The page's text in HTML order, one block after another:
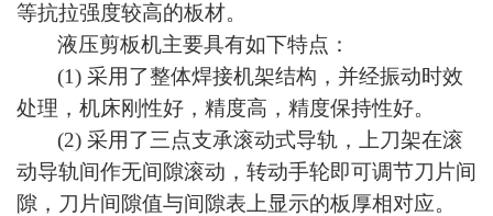
等抗拉强度较高的板材。
液压剪板机主要具有如下特点：
(1) 采用了整体焊接机架结构，并经振动时效
处理，机床刚性好，精度高，精度保持性好。
(2) 采用了三点支承滚动式导轨，上刀架在滚
动导轨间作无间隙滚动，转动手轮即可调节刀片间
隙，刀片间隙值与间隙表上显示的板厚相对应。